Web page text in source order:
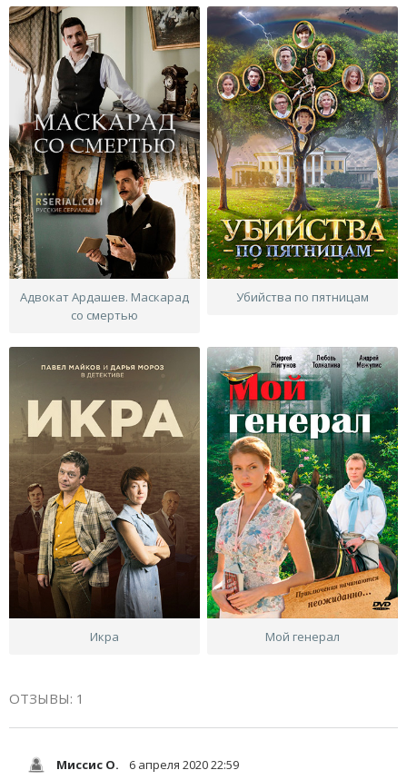
Адвокат Ардашев. Маскарад
со смертью
Убийства по пятницам
Икра Мой генерал
ОТЗЫВЫ: 1
Миссис О.
6 апреля 2020 22:59